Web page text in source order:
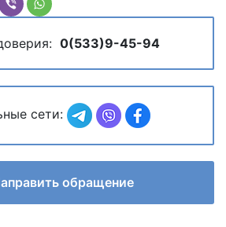
0(533)9-45-94
сети:
обращение